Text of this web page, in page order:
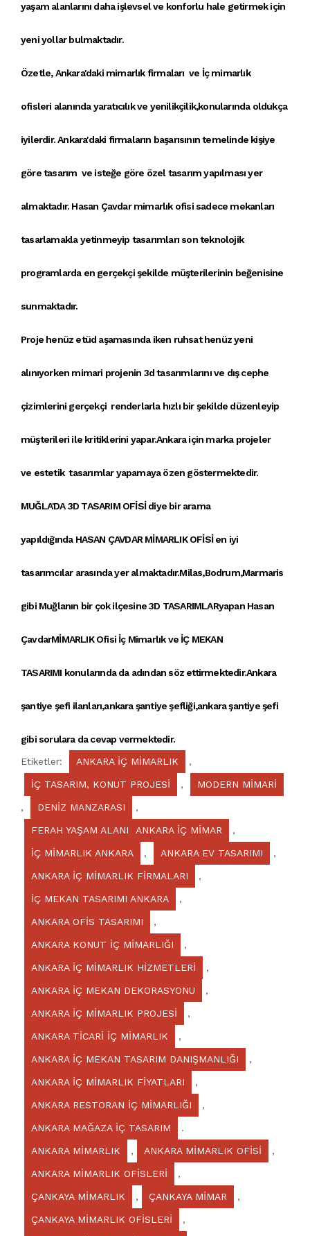
yaşam alanlarını daha işlevsel ve konforlu hale getirmek için
yeni yollar bulmaktadır.
Özetle,Ankara'daki mimarlık firmaları ve İç mimarlık
ofisleri alanındayaratıcılık ve yenilikçilik,konularında oldukça
iyilerdir. Ankara'daki firmaların başarısının temelinde kişiye
göre tasarım ve isteğe göre özel tasarımyapılması yer
almaktadır. Hasan Çavdar mimarlık ofisisadece mekanları
tasarlamakla yetinmeyip tasarımları son teknolojik
programlarda en gerçekçi şekilde müşterilerinin beğenisine
sunmaktadır.
Proje henüz etüd aşamasında iken ruhsathenüz yeni
alınıyorken mimari projenin 3d tasarımlarını ve dış cephe
çizimlerini gerçekçi renderlarlahızlı bir şekilde düzenleyip
müşterileri ile kritiklerini yapar.Ankaraiçin marka projeler
ve estetik tasarımlaryapamaya özen göstermektedir.
MUĞLA'DA 3D TASARIM OFİSİdiye bir arama
yapıldığında HASAN ÇAVDAR MİMARLIK OFİSİen iyi
tasarımcılar arasında yer almaktadır.Milas,Bodrum,Marmaris
gibi Muğlanın bir çok ilçesine3D TASARIMLARyapan Hasan
ÇavdarMİMARLIKOfisi İç Mimarlık ve İÇ MEKAN
TASARIMI konularında da adından söz ettirmektedir.Ankara
şantiye şefi ilanları,ankara şantiye şefliği,ankara şantiye şefi
gibi sorulara da cevap vermektedir.
Etiketler:
ANKARA İÇ MİMARLIK ,
İÇ TASARIM, KONUT PROJESİ , MODERN MİMARİ
, DENİZ MANZARASI ,
FERAH YAŞAM ALANI ANKARA İÇ MİMAR ,
İÇ MİMARLIK ANKARA , ANKARA EV TASARIMI ,
ANKARA İÇ MİMARLIK FİRMALARI ,
İÇ MEKAN TASARIMI ANKARA ,
ANKARA OFİS TASARIMI ,
ANKARA KONUT İÇ MİMARLIĞI ,
ANKARA İÇ MİMARLIK HİZMETLERİ ,
ANKARA İÇ MEKAN DEKORASYONU ,
ANKARA İÇ MİMARLIK PROJESİ ,
ANKARA TİCARİ İÇ MİMARLIK ,
ANKARA İÇ MEKAN TASARIM DANIŞMANLIĞI ,
ANKARA İÇ MİMARLIK FİYATLARI ,
ANKARA RESTORAN İÇ MİMARLIĞI ,
ANKARA MAĞAZA İÇ TASARIM .
ANKARA MİMARLIK , ANKARA MİMARLIK OFİSİ ,
ANKARA MİMARLIK OFİSLERİ ,
ÇANKAYA MİMARLIK , ÇANKAYA MİMAR ,
ÇANKAYA MİMARLIK OFİSLERİ ,